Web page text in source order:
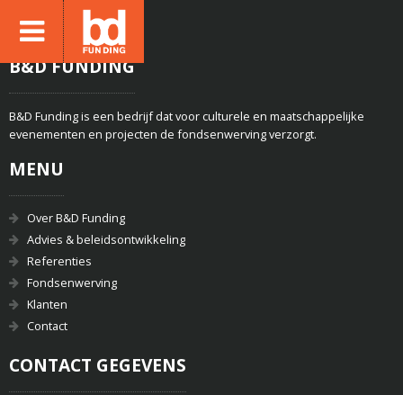
B&D FUNDING
B&D Funding is een bedrijf dat voor culturele en maatschappelijke
evenementen en projecten de fondsenwerving verzorgt.
MENU
Over B&D Funding
Advies & beleidsontwikkeling
Referenties
Fondsenwerving
Klanten
Contact
CONTACT GEGEVENS